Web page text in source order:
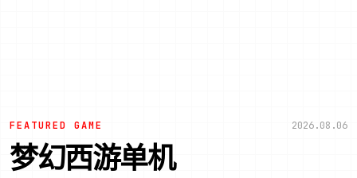
FEATURED GAME 2026.08.06
梦幻西游单机